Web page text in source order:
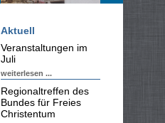
Aktuell
Veranstaltungen im
Juli
weiterlesen ...
Regionaltreffen des
Bundes für Freies
Christentum